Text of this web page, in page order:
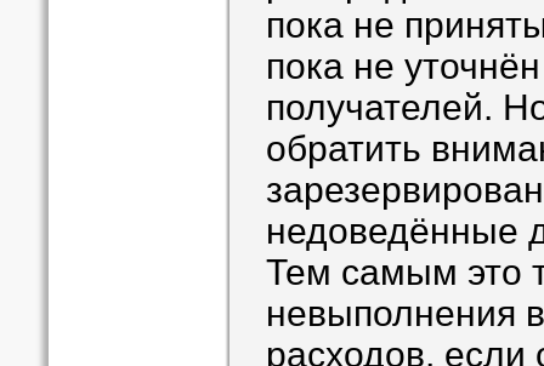
пока не
пока не
получателей.
обратить
недоведённые
Тем самым это
невыполнения
расходов, если